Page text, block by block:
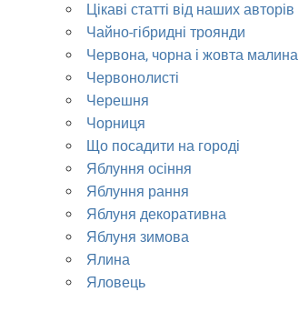
Цікаві статті від наших авторів
Чайно-гібридні троянди
Червона, чорна і жовта малина
Червонолисті
Черешня
Чорниця
Що посадити на городі
Яблуння осіння
Яблуння рання
Яблуня декоративна
Яблуня зимова
Ялина
Яловець